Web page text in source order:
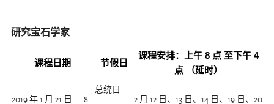
研究宝石学家
课程日期 节假日
课程安排：上午 8 点 至下午 4
点 （延时）
2019 年 1 月 21 日 — 8
总统日
2 月 12 日、13 日、14 日、19 日、20